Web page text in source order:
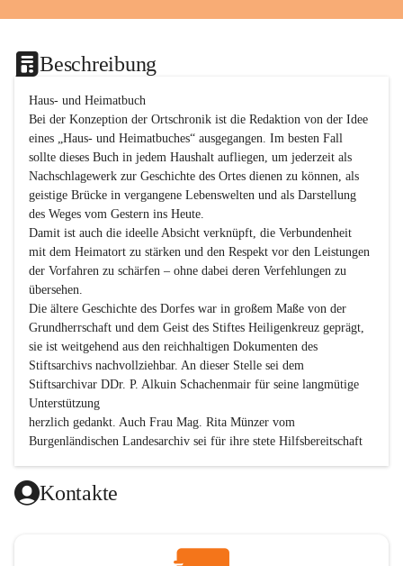
Beschreibung
Haus- und Heimatbuch
Bei der Konzeption der Ortschronik ist die Redaktion von der Idee
eines „Haus- und Heimatbuches“ ausgegangen. Im besten Fall
sollte dieses Buch in jedem Haushalt aufliegen, um jederzeit als
Nachschlagewerk zur Geschichte des Ortes dienen zu können, als
geistige Brücke in vergangene Lebenswelten und als Darstellung
des Weges vom Gestern ins Heute.
Damit ist auch die ideelle Absicht verknüpft, die Verbundenheit
mit dem Heimatort zu stärken und den Respekt vor den Leistungen
der Vorfahren zu schärfen – ohne dabei deren Verfehlungen zu
übersehen.
Die ältere Geschichte des Dorfes war in großem Maße von der
Grundherrschaft und dem Geist des Stiftes Heiligenkreuz geprägt,
sie ist weitgehend aus den reichhaltigen Dokumenten des
Stiftsarchivs nachvollziehbar. An dieser Stelle sei dem
Stiftsarchivar DDr. P. Alkuin Schachenmair für seine langmütige
Unterstützung
herzlich gedankt. Auch Frau Mag. Rita Münzer vom
Burgenländischen Landesarchiv sei für ihre stete Hilfsbereitschaft
Dank gilt den Textautoren dieser Chronik, dem kleinen
Redaktionsteam, für die gute Zusammenarbeit.
gedankt werden, die durch ihre Erinnerungen, Informationen und
Kontakte